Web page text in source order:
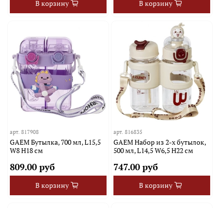
В корзину В корзину
арт.817908
GAEM Бутылка, 700 мл, L15,5
W8 H18 см
809.00 руб
В корзину
арт. 816835
GAEM Набор из 2-х бутылок,
500 мл, L14,5 W6,5 H22 см
747.00 руб
В корзину